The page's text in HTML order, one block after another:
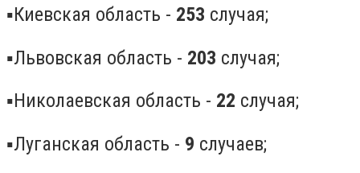
▪️Киевская область - 253 случая;
▪️Львовская область - 203 случая;
▪️Николаевская область - 22 случая;
▪️Луганская область - 9 случаев;